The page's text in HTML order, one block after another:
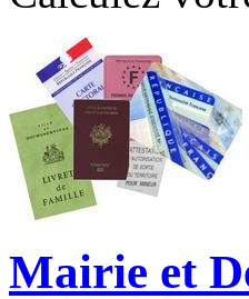
Mairie et